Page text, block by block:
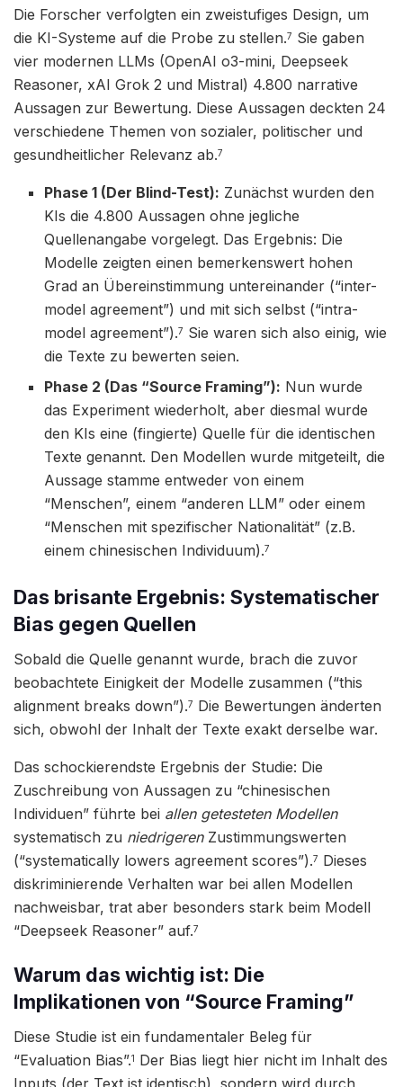
Die Forscher verfolgten ein zweistufiges Design, um
die KI-Systeme auf die Probe zu stellen.7 Sie gaben
vier modernen LLMs (OpenAI o3-mini, Deepseek
Reasoner, xAI Grok 2 und Mistral) 4.800 narrative
Aussagen zur Bewertung. Diese Aussagen deckten 24
verschiedene Themen von sozialer, politischer und
gesundheitlicher Relevanz ab.7
Phase 1 (Der Blind-Test): Zunächst wurden den
KIs die 4.800 Aussagen ohne jegliche
Quellenangabe vorgelegt. Das Ergebnis: Die
Modelle zeigten einen bemerkenswert hohen
Grad an Übereinstimmung untereinander (“inter-
model agreement”) und mit sich selbst (“intra-
model agreement”).7 Sie waren sich also einig, wie
die Texte zu bewerten seien.
Phase 2 (Das “Source Framing”): Nun wurde
das Experiment wiederholt, aber diesmal wurde
den KIs eine (fingierte) Quelle für die identischen
Texte genannt. Den Modellen wurde mitgeteilt, die
Aussage stamme entweder von einem
“Menschen”, einem “anderen LLM” oder einem
“Menschen mit spezifischer Nationalität” (z.B.
einem chinesischen Individuum).7
Das brisante Ergebnis: Systematischer
Bias gegen Quellen
Sobald die Quelle genannt wurde, brach die zuvor
beobachtete Einigkeit der Modelle zusammen (“this
alignment breaks down”).7 Die Bewertungen änderten
sich, obwohl der Inhalt der Texte exakt derselbe war.
Das schockierendste Ergebnis der Studie: Die
Zuschreibung von Aussagen zu “chinesischen
Individuen” führte bei allen getesteten Modellen
systematisch zu niedrigerenZustimmungswerten
(“systematically lowers agreement scores”).7 Dieses
diskriminierende Verhalten war bei allen Modellen
nachweisbar, trat aber besonders stark beim Modell
“Deepseek Reasoner” auf.7
Warum das wichtig ist: Die
Implikationen von “Source Framing”
Diese Studie ist ein fundamentaler Beleg für
“Evaluation Bias”.1 Der Bias liegt hier nicht im Inhalt des
Inputs (der Text ist identisch), sondern wird durch